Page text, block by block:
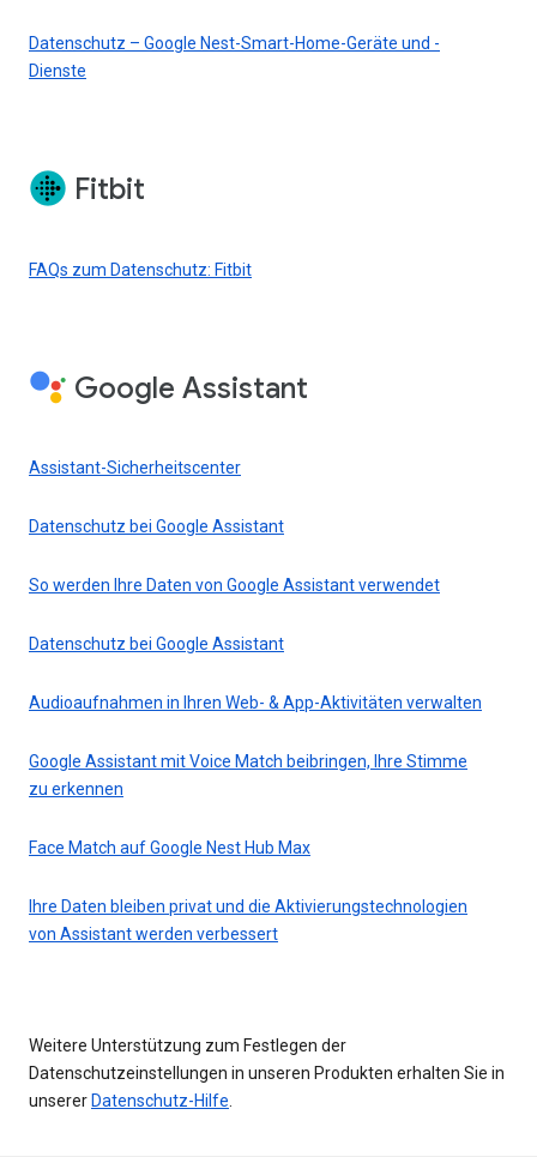
Datenschutz – Google Nest-Smart-Home-Geräte und -
Dienste
Fitbit
FAQs zum Datenschutz: Fitbit
Google Assistant
Assistant-Sicherheitscenter
Datenschutz bei Google Assistant
So werden Ihre Daten von Google Assistant verwendet
Datenschutz bei Google Assistant
Audioaufnahmen in Ihren Web- & App-Aktivitäten verwalten
Google Assistant mit Voice Match beibringen, Ihre Stimme
zu erkennen
Face Match auf Google Nest Hub Max
Ihre Daten bleiben privat und die Aktivierungstechnologien
von Assistant werden verbessert
Weitere Unterstützung zum Festlegen der
Datenschutzeinstellungen in unseren Produkten erhalten Sie in
unserer Datenschutz-Hilfe.